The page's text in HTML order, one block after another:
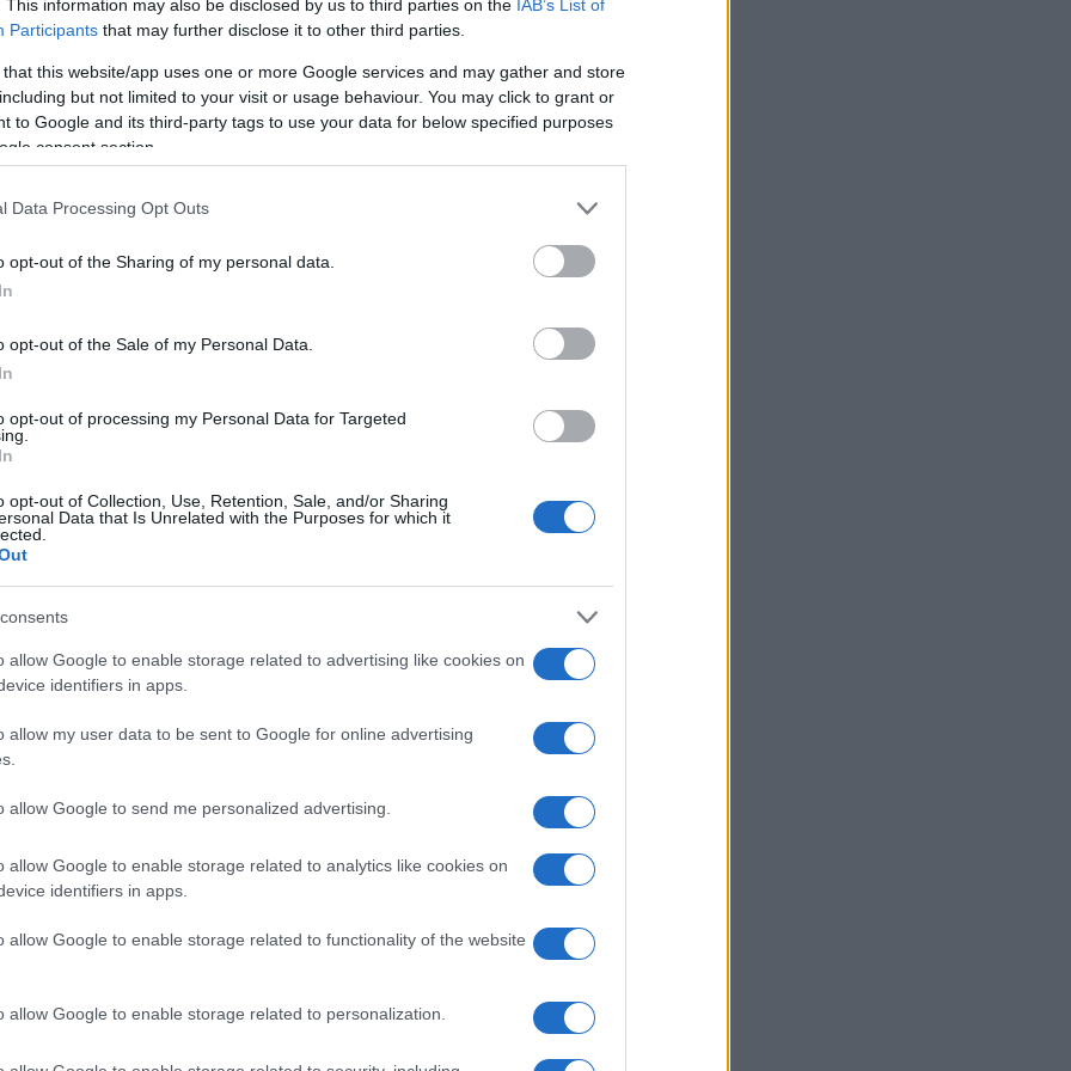
This information may also be disclosed by us to third parties on the IAB’s List of
Participants that may further disclose it to other third parties.
that this website/app uses one or more Google services and may gather and store
but not limited to your visit or usage behaviour. You may click to grant or
to Google and its third-party tags to use your data for below specified purposes
consent section.
Data Processing Opt Outs
opt-out of the Sharing of my personal data.
opt-out of the Sale of my Personal Data.
opt-out of processing my Personal Data for Targeted
opt-out of Collection, Use, Retention, Sale, and/or Sharing
Data that Is Unrelated with the Purposes for which it
allow Google to enable storage related to advertising like cookies on
identifiers in apps.
allow my user data to be sent to Google for online advertising
allow Google to send me personalized advertising.
allow Google to enable storage related to analytics like cookies on
identifiers in apps.
allow Google to enable storage related to functionality of the website
allow Google to enable storage related to personalization.
pogodbo in prevzel posle, danes pa aktivnosti in načrte
d. pomočnice direktorja za področje zdravstvene in babiške
Bojana Krznarja. Ta je namreč po Lavretovih besedah
direktorja bolnišnice, potem ko je odhod z mesta
napovedala
Jana Makuc , ki je kot razlog navedla
ni razkril, je pa povedal, da gre za strokovnjaka (ali
11. februarja, ko bo Makučeva tudi formalno razrešena
Ker z odstopom strokovne direktorice
jeLavreže začel tudi pogovore s predstojniki, ki jim bo, kot je
štaba za obvladovanje covida-19. Po njenem odhodu je
Epšek Lenart.Število bolnikov s covidom-19 v
16, še trije pa potrebujejo intenzivno nego.
načrte, ki jih je vključil v predstavitvi kandidatur za
lani namreč ni prejel zadostne podpore članov sveta
je prejel zadosti glasov. Pred tem je sicer vlada v svetu